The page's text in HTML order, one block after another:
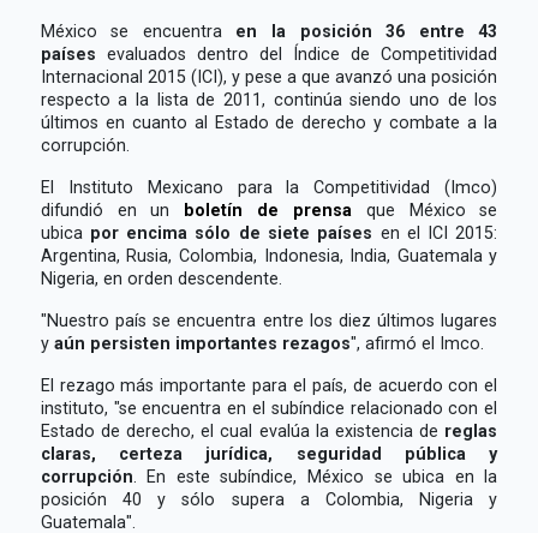
México se encuentra en la posición 36 entre 43
países evaluados dentro del Índice de Competitividad
Internacional 2015 (ICI), y pese a que avanzó una posición
respecto a la lista de 2011, continúa siendo uno de los
últimos en cuanto al Estado de derecho y combate a la
corrupción.
El Instituto Mexicano para la Competitividad (Imco)
difundió en un boletín de prensa que México se
ubica por encima sólo de siete países en el ICI 2015:
Argentina, Rusia, Colombia, Indonesia, India, Guatemala y
Nigeria, en orden descendente.
"Nuestro país se encuentra entre los diez últimos lugares
y aún persisten importantes rezagos", afirmó el Imco.
El rezago más importante para el país, de acuerdo con el
instituto, "se encuentra en el subíndice relacionado con el
Estado de derecho, el cual evalúa la existencia de reglas
claras, certeza jurídica, seguridad pública y
corrupción . En este subíndice, México se ubica en la
posición 40 y sólo supera a Colombia, Nigeria y
Guatemala".